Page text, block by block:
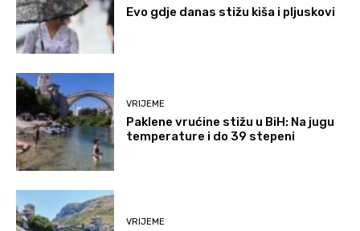
Evo gdje danas stižu kiša i pljuskovi
VRIJEME
Paklene vrućine stižu u BiH: Na jugu
temperature i do 39 stepeni
VRIJEME